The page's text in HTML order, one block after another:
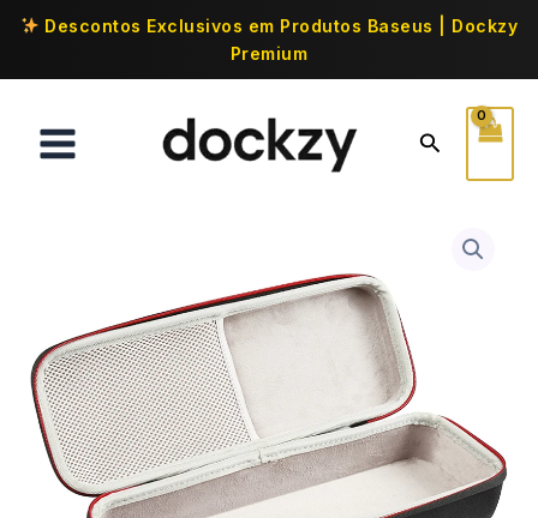
Descontos Exclusivos em Produtos Baseus | Dockzy
Premium